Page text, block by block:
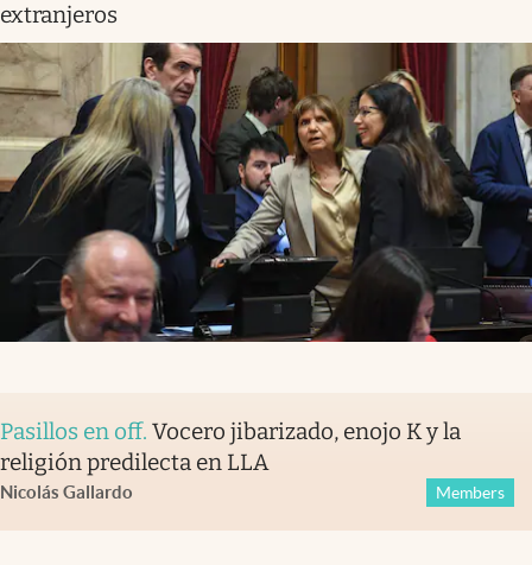
extranjeros
Pasillos en off. Vocero jibarizado, enojo K y la
religión predilecta en LLA
Nicolás Gallardo Members